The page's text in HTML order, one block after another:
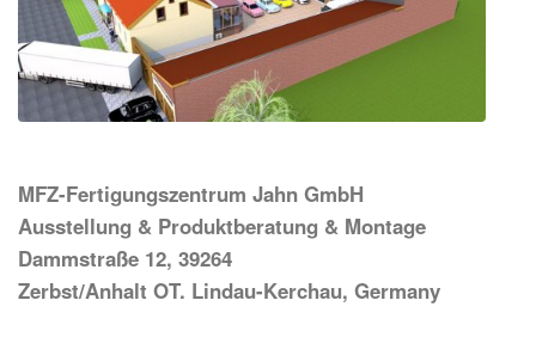
MFZ-Fertigungszentrum Jahn GmbH
Ausstellung & Produktberatung & Montage
Dammstraße 12, 39264
Zerbst/Anhalt OT. Lindau-Kerchau, Germany